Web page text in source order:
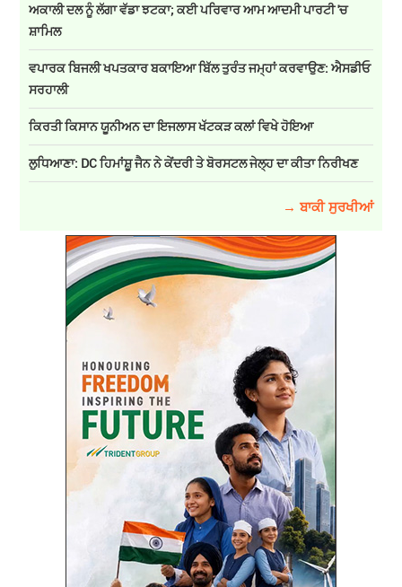
ਅਕਾਲੀ ਦਲ ਨੂੰ ਲੱਗਾ ਵੱਡਾ ਝਟਕਾ; ਕਈ ਪਰਿਵਾਰ ਆਮ ਆਦਮੀ ਪਾਰਟੀ 'ਚ
ਸ਼ਾਮਿਲ
ਵਪਾਰਕ ਬਿਜਲੀ ਖਪਤਕਾਰ ਬਕਾਇਆ ਬਿੱਲ ਤੁਰੰਤ ਜਮ੍ਹਾਂ ਕਰਵਾਉਣ: ਐਸਡੀਓ
ਸਰਹਾਲੀ
ਕਿਰਤੀ ਕਿਸਾਨ ਯੂਨੀਅਨ ਦਾ ਇਜਲਾਸ ਖੱਟਕੜ ਕਲਾਂ ਵਿਖੇ ਹੋਇਆ
ਲੁਧਿਆਣਾ: DC ਹਿਮਾਂਸ਼ੂ ਜੈਨ ਨੇ ਕੇਂਦਰੀ ਤੇ ਬੋਰਸਟਲ ਜੇਲ੍ਹ ਦਾ ਕੀਤਾ ਨਿਰੀਖਣ
→ ਬਾਕੀ ਸੁਰਖੀਆਂ